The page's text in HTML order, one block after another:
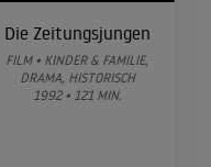
Die Zeitungsjungen
FILM • KINDER & FAMILIE,
DRAMA, HISTORISCH
1992 • 121 MIN.